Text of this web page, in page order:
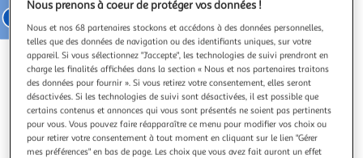
Nous prenons à coeur de protéger vos données !
Nous et nos 68 partenaires stockons et accédons à des données personnelles,
telles que des données de navigation ou des identifiants uniques, sur votre
appareil. Si vous sélectionnez "J'accepte", les technologies de suivi prendront en
charge les finalités affichées dans la section « Nous et nos partenaires traitons
des données pour fournir ». Si vous retirez votre consentement, elles seront
désactivées. Si les technologies de suivi sont désactivées, il est possible que
certains contenus et annonces qui vous sont présentés ne soient pas pertinents
pour vous. Vous pouvez faire réapparaître ce menu pour modifier vos choix ou
pour retirer votre consentement à tout moment en cliquant sur le lien "Gérer
mes préférences" en bas de page. Les choix que vous avez fait auront un effet